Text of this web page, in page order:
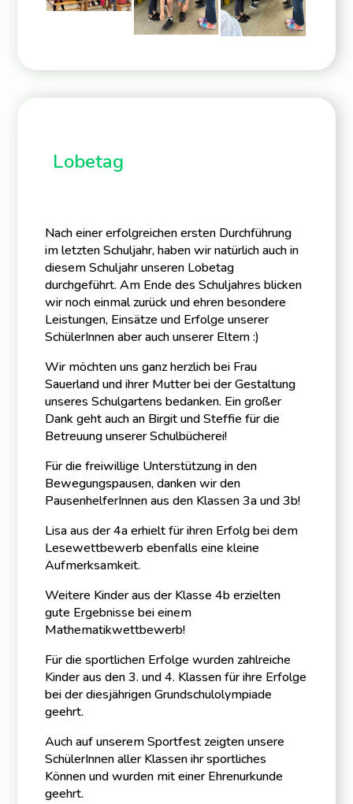
Lobetag
Nach einer erfolgreichen ersten Durchführung
im letzten Schuljahr, haben wir natürlich auch in
diesem Schuljahr unseren Lobetag
durchgeführt. Am Ende des Schuljahres blicken
wir noch einmal zurück und ehren besondere
Leistungen, Einsätze und Erfolge unserer
SchülerInnen aber auch unserer Eltern :)
Wir möchten uns ganz herzlich bei Frau
Sauerland und ihrer Mutter bei der Gestaltung
unseres Schulgartens bedanken. Ein großer
Dank geht auch an Birgit und Steffie für die
Betreuung unserer Schulbücherei!
Für die freiwillige Unterstützung in den
Bewegungspausen, danken wir den
PausenhelferInnen aus den Klassen 3a und 3b!
Lisa aus der 4a erhielt für ihren Erfolg bei dem
Lesewettbewerb ebenfalls eine kleine
Aufmerksamkeit.
Weitere Kinder aus der Klasse 4b erzielten
gute Ergebnisse bei einem
Mathematikwettbewerb!
Für die sportlichen Erfolge wurden zahlreiche
Kinder aus den 3. und 4. Klassen für ihre Erfolge
bei der diesjährigen Grundschulolympiade
geehrt.
Auch auf unserem Sportfest zeigten unsere
SchülerInnen aller Klassen ihr sportliches
Können und wurden mit einer Ehrenurkunde
geehrt.